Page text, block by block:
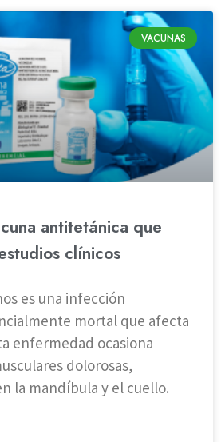
VACUNAS
antitetánica que
clínicos
es una infección
mortal que afecta
enfermedad ocasiona
dolorosas,
la mandíbula y el cuello.